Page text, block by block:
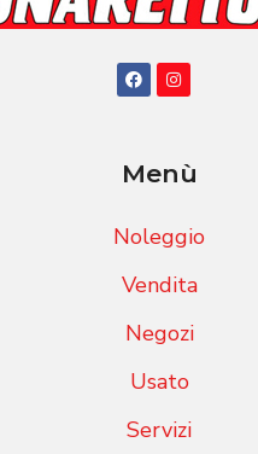
Menù
Noleggio
Vendita
Negozi
Usato
Servizi